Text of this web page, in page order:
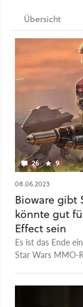
Übersicht
26 9
08.06.2023
Bioware gibt
könnte gut
Effect sein
Es ist das Ende
Star Wars MMO-